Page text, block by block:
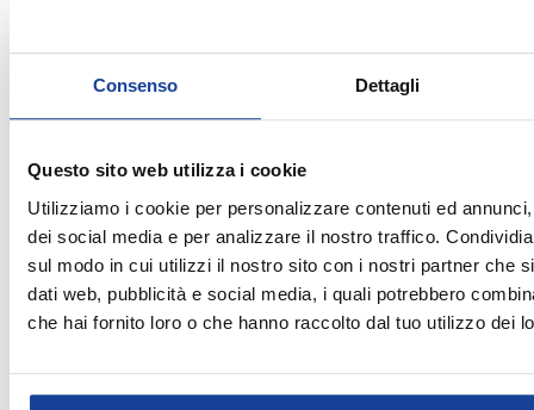
Consenso Dettagli
Questo sito web utilizza i cookie
Utilizziamo i cookie per personalizzare contenuti ed
dei social media e per analizzare il nostro traffico.
sul modo in cui utilizzi il nostro sito con i nostri partner che
dati web, pubblicità e social media, i quali potrebbero
che hai fornito loro o che hanno raccolto dal tuo utilizzo dei